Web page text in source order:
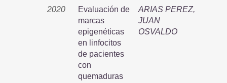
2020
Evaluación de
marcas
epigenéticas
en linfocitos
de pacientes
con
quemaduras
ARIAS PEREZ,
JUAN
OSVALDO